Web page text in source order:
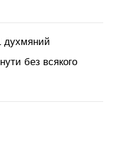
духмяний
без всякого